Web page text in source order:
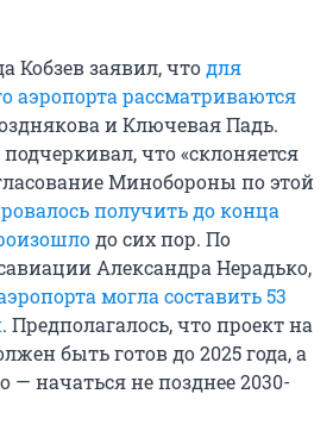
Кобзев заявил, чтодля
аэропорта рассматриваются
и Ключевая Падь.
что «склоняется
Минобороны по этой
получить до конца
до сих пор. По
Александра Нерадько,
могла составить 53
. Предполагалось, что проект на
быть готов до 2025 года, а
— начаться не позднее 2030-